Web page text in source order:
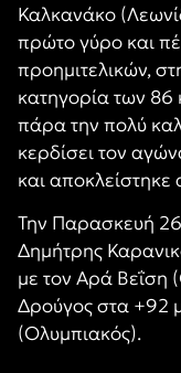
Καλκανάκο
πρώτο γύρο και
προημιτελικών,
κατηγορία των 86
πάρα την πολύ
κερδίσει τον
και αποκλείστηκε
Την Παρασκευή
Δημήτρης
με τον Αρά Βεΐση
Δρούγος στα +92
(Ολυμπιακός).